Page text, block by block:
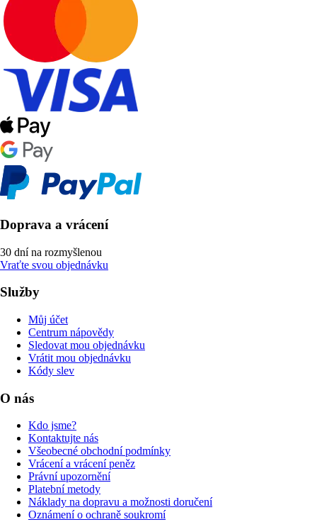
Doprava a vrácení
30 dní na rozmyšlenou
Vraťte svou objednávku
Služby
Můj účet
Centrum nápovědy
Sledovat mou objednávku
Vrátit mou objednávku
Kódy slev
O nás
Kdo jsme?
Kontaktujte nás
Všeobecné obchodní podmínky
Vrácení a vrácení peněz
Právní upozornění
Platební metody
Náklady na dopravu a možnosti doručení
Oznámení o ochraně soukromí